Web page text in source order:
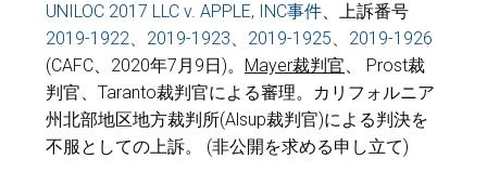
UNILOC 2017 LLC v. APPLE, INC事件、上訴番号
2019-1922、2019-1923、2019-1925、2019-1926
(CAFC、2020年7月9日)。 Mayer裁判官、 Prost裁
判官、Taranto裁判官による審理。カリフォルニア
州北部地区地方裁判所(Alsup裁判官)による判決を
不服としての上訴。 (非公開を求める申し立て)